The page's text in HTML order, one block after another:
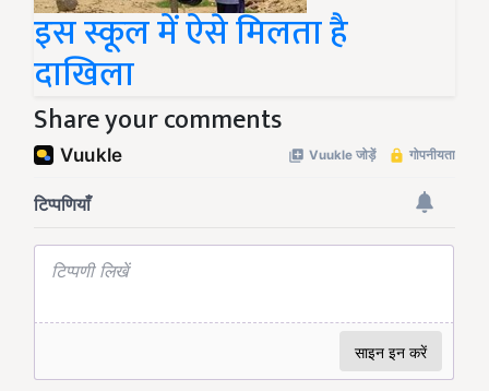
इस स्कूल में ऐसे मिलता है
दाखिला
Share your comments